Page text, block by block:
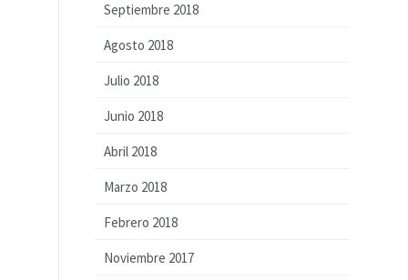
Septiembre 2018
Agosto 2018
Julio 2018
Junio 2018
Abril 2018
Marzo 2018
Febrero 2018
Noviembre 2017